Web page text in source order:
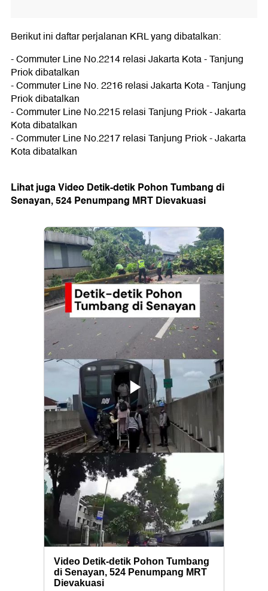
Berikut ini daftar perjalanan KRL yang dibatalkan:
- Commuter Line No.2214 relasi Jakarta Kota - Tanjung
Priok dibatalkan
- Commuter Line No. 2216 relasi Jakarta Kota - Tanjung
Priok dibatalkan
- Commuter Line No.2215 relasi Tanjung Priok - Jakarta
Kota dibatalkan
- Commuter Line No.2217 relasi Tanjung Priok - Jakarta
Kota dibatalkan
Lihat juga Video Detik-detik Pohon Tumbang di
Senayan, 524 Penumpang MRT Dievakuasi